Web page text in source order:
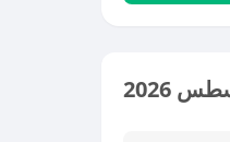
2026